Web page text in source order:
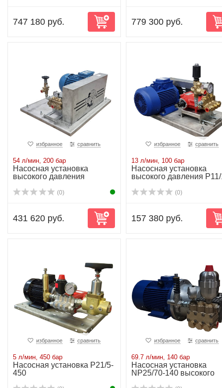
747 180 руб. 779 300 руб.
избранное сравнить
54 л/мин, 200 бар
Насосная установка
высокого давления
(0)
431 620 руб.
избранное сравнить
13 л/мин, 100 бар
Насосная установка
высокого давления
(0)
157 380 руб.
избранное сравнить
5 л/мин, 450 бар
Насосная установка P21/5-
450
избранное сравнить
69.7 л/мин, 140 бар
Насосная установка
NP25/70-140 высокого